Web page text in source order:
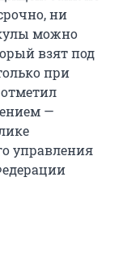
ни
можно
взят под
при
—
управления